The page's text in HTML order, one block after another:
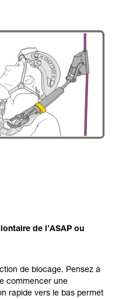
de l’ASAP ou
de blocage. Pensez à
commencer une
rapide vers le bas permet